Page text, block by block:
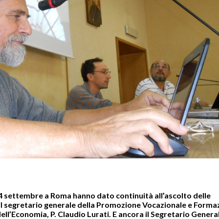
a Roma hanno dato continuità all’ascolto delle
generale della Promozione Vocazionale e
P. Claudio Lurati. E ancora il Segretario